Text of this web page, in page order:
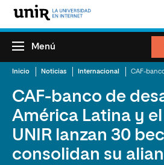
Menú
Inicio Noticias Internacional
CAF-banco de
América Latina y
UNIR lanzan 30
consolidan su